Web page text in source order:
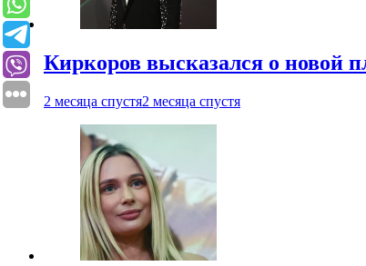
Киркоров высказался о новой
2 месяца спустя2 месяца спустя